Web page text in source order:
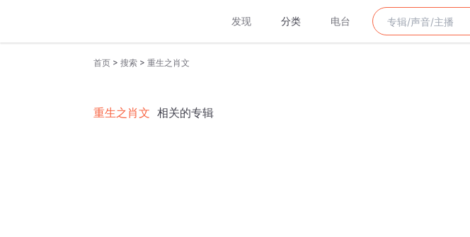
发现 分类 电台
首页 > 搜索 > 重生之肖文
重生之肖文 相关的专辑